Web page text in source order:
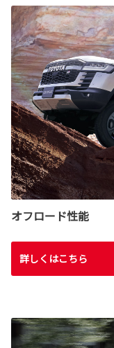
オフロード性能
詳しくはこちら